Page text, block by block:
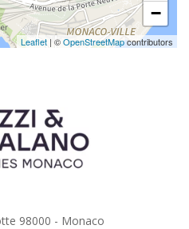
−
Leaflet | ©OpenStreetMapcontributors
98000 - Monaco